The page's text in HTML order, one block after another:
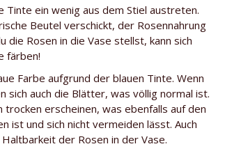
Tinte ein wenig aus dem Stiel austreten.
Beutel verschickt, der Rosennahrung
die Rosen in die Vase stellst, kann sich
färben!
Farbe aufgrund der blauen Tinte. Wenn
sich auch die Blätter, was völlig normal ist.
erscheinen, was ebenfalls auf den
ist und sich nicht vermeiden lässt. Auch
der Rosen in der Vase.